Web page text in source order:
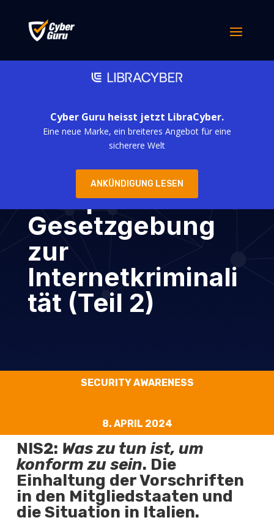
Cyber Guru heisst jetzt LibraCyber.
Eine neue Marke, ein breiteres Angebot für eine
sicherere Welt
ANKÜNDIGUNG LESEN
NIS2, die
neueste
europäische
Gesetzgebung
zur
Internetkriminali
tät (Teil 2)
SECURITY AWARENESS
8. APRIL 2024
NIS2: Was zu tun ist, um
konform zu sein. Die
Einhaltung der Vorschriften
in den Mitgliedstaaten und
die Situation in Italien.